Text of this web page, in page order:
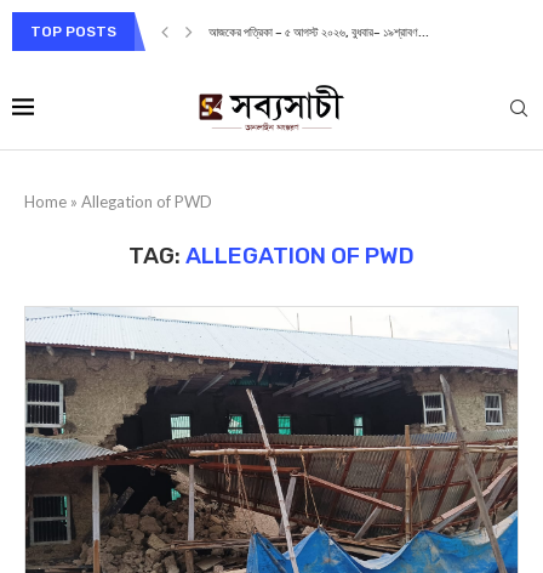
TOP POSTS আজকের পত্রিকা – ৫ আগস্ট ২০২৬, বুধবার– ১৯শ্রাবণ...
Home » Allegation of PWD
TAG: ALLEGATION OF PWD